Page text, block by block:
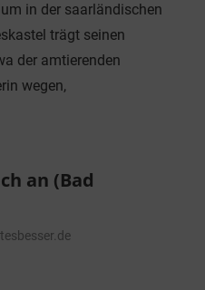
in der saarländischen
trägt seinen
der amtierenden
wegen,
an (Bad